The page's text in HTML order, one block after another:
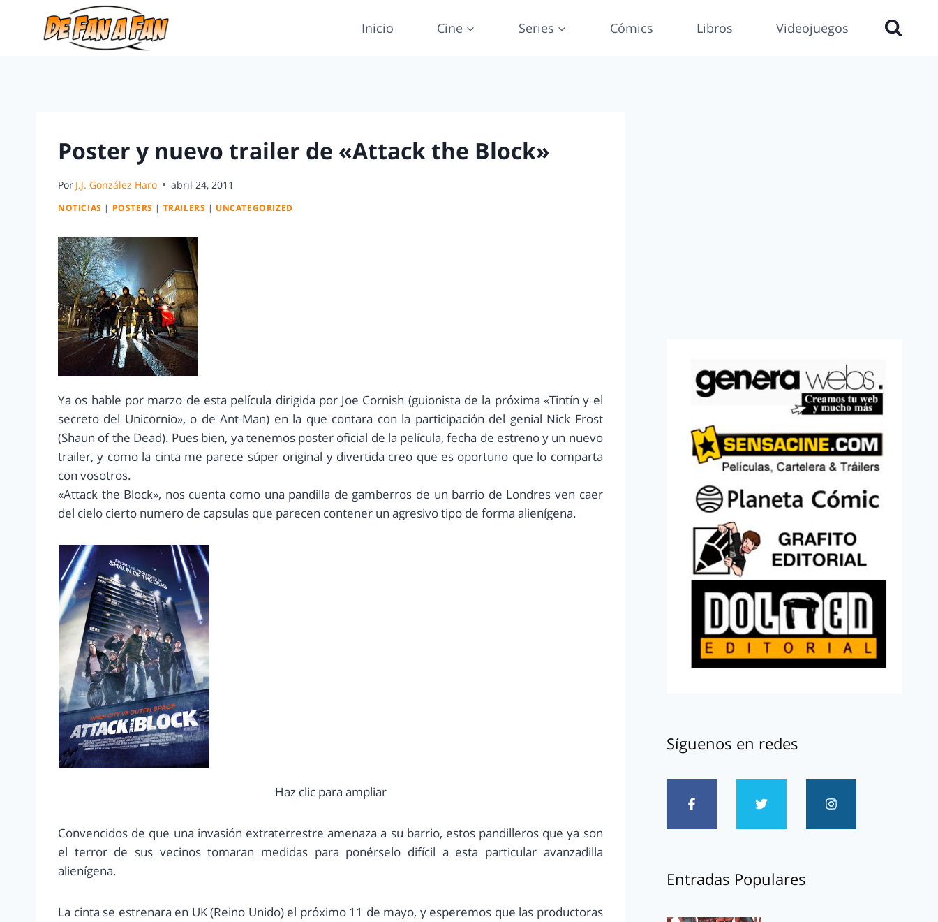
Inicio Cine Series Cómics Libros Videojuegos
Poster y nuevo trailer de «Attack the Block»
Por J.J. González Haro abril 24, 2011
NOTICIAS | POSTERS | TRAILERS | UNCATEGORIZED
Ya os hable por marzo de esta película dirigida por Joe Cornish (guionista de la próxima «Tintín y el
secreto del Unicornio», o de Ant-Man) en la que contara con la participación del genial Nick Frost
(Shaun of the Dead). Pues bien, ya tenemos poster oficial de la película, fecha de estreno y un nuevo
trailer, y como la cinta me parece súper original y divertida creo que es oportuno que lo comparta
con vosotros.
«Attack the Block», nos cuenta como una pandilla de gamberros de un barrio de Londres ven caer
del cielo cierto numero de capsulas que parecen contener un agresivo tipo de forma alienígena.
Haz clic para ampliar
Convencidos de que una invasión extraterrestre amenaza a su barrio, estos pandilleros que ya son
el terror de sus vecinos tomaran medidas para ponérselo difícil a esta particular avanzadilla
alienígena.
La cinta se estrenara en UK (Reino Unido) el próximo 11 de mayo, y esperemos que las productoras
Síguenos en redes
Entradas Populares